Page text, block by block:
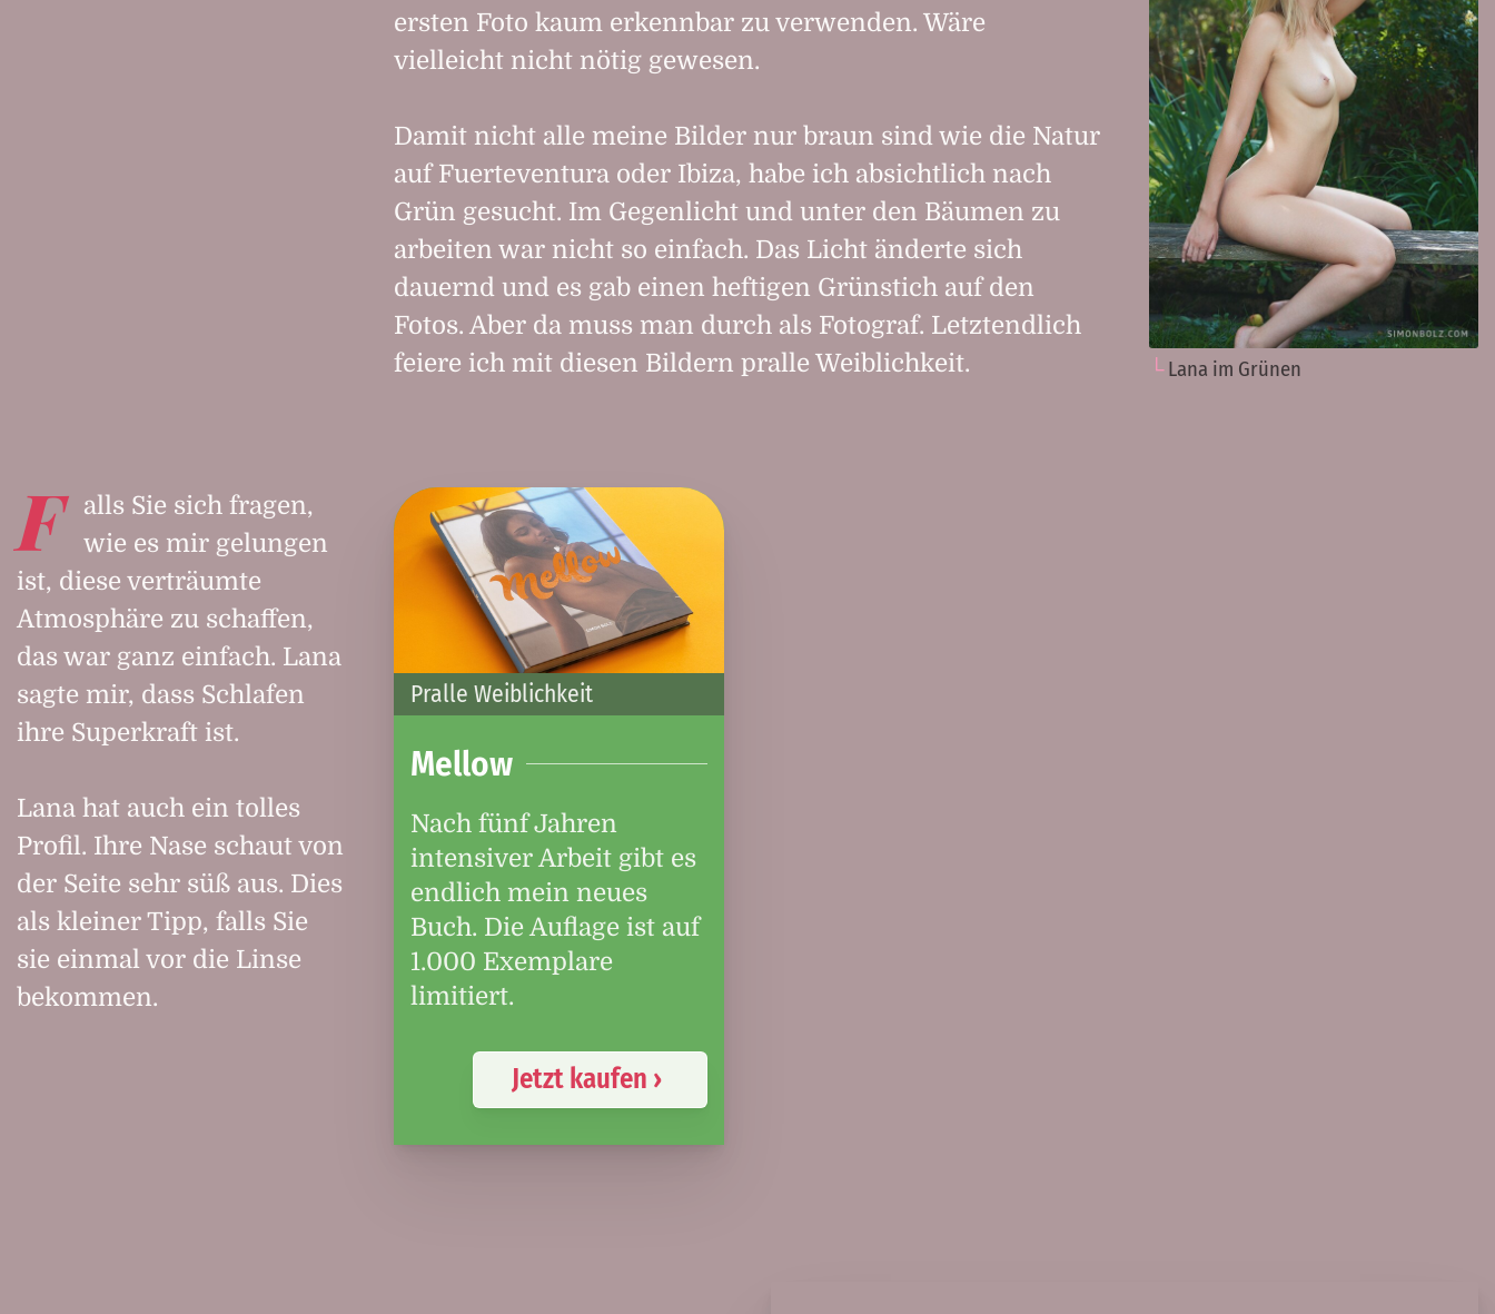
ersten Foto kaum erkennbar zu verwenden. Wäre
vielleicht nicht nötig gewesen.
Damit nicht alle meine Bilder nur braun sind wie die Natur
auf Fuerteventura oder Ibiza, habe ich absichtlich nach
Grün gesucht. Im Gegenlicht und unter den Bäumen zu
arbeiten war nicht so einfach. Das Licht änderte sich
dauernd und es gab einen heftigen Grünstich auf den
Fotos. Aber da muss man durch als Fotograf. Letztendlich
feiere ich mit diesen Bildern pralle Weiblichkeit.
Lana im Grünen
F
alls Sie sich fragen,
wie es mir gelungen
ist, diese verträumte
Atmosphäre zu schaffen,
das war ganz einfach. Lana
sagte mir, dass Schlafen
ihre Superkraft ist.
Lana hat auch ein tolles
Profil. Ihre Nase schaut von
der Seite sehr süß aus. Dies
als kleiner Tipp, falls Sie
sie einmal vor die Linse
bekommen.
Pralle Weiblichkeit
Mellow
Nach fünf Jahren
intensiver Arbeit gibt es
endlich mein neues
Buch. Die Auflage ist auf
1.000 Exemplare
limitiert.
Jetzt kaufen ›